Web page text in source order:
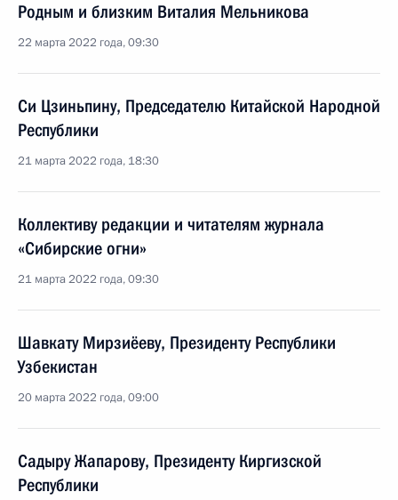
Родным и близким Виталия Мельникова
22 марта 2022 года, 09:30
Си Цзиньпину, Председателю Китайской Народной
Республики
21 марта 2022 года, 18:30
Коллективу редакции и читателям журнала
«Сибирские огни»
21 марта 2022 года, 09:30
Шавкату Мирзиёеву, Президенту Республики
Узбекистан
20 марта 2022 года, 09:00
Садыру Жапарову, Президенту Киргизской
Республики